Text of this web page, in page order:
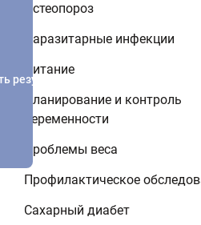
Остеопороз
Паразитарные инфекции
Питание
Планирование и контроль
беременности
Проблемы веса
Профилактическое
Сахарный диабет
результатов